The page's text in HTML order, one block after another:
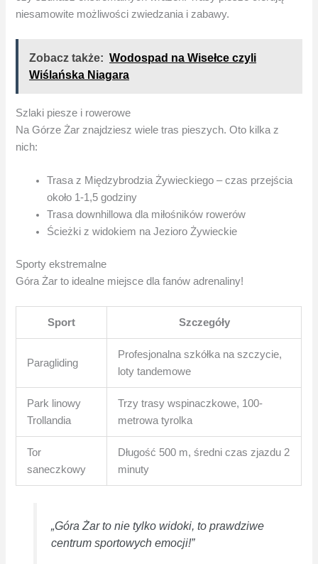
niesamowite możliwości zwiedzania i zabawy.
Zobacz także: Wodospad na Wisełce czyli
Wiślańska Niagara
Szlaki piesze i rowerowe
Na Górze Żar znajdziesz wiele tras pieszych. Oto kilka z
nich:
Trasa z Międzybrodzia Żywieckiego – czas przejścia
około 1-1,5 godziny
Trasa downhillowa dla miłośników rowerów
Ścieżki z widokiem na Jezioro Żywieckie
Sporty ekstremalne
Góra Żar to idealne miejsce dla fanów adrenaliny!
Sport Szczegóły
Paragliding
Profesjonalna szkółka na szczycie,
loty tandemowe
Park linowy
Trollandia
Trzy trasy wspinaczkowe, 100-
metrowa tyrolka
Tor
saneczkowy
Długość 500 m, średni czas zjazdu 2
minuty
„Góra Żar to nie tylko widoki, to prawdziwe
centrum sportowych emocji!”